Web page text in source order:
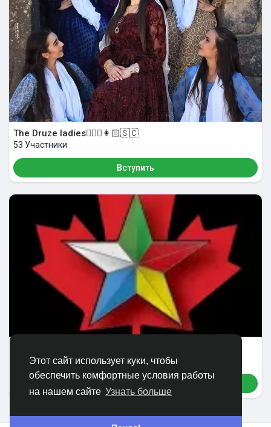
Этот сайт использует куки, чтобы
обеспечить комфортные условия работы
на нашем сайте Узнать больше
The Druze ladies👱🏻‍♀️👩🏻🇸🇨
53 Участники
Вступить
59 Участники
Вступить